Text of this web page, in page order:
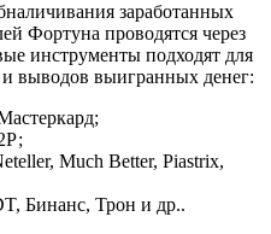
заработанных
Фортуна проводятся через
инструменты подходят для
и выводов выигранных денег:
Much Better, Piastrix,
Бинанс, Трон и др..